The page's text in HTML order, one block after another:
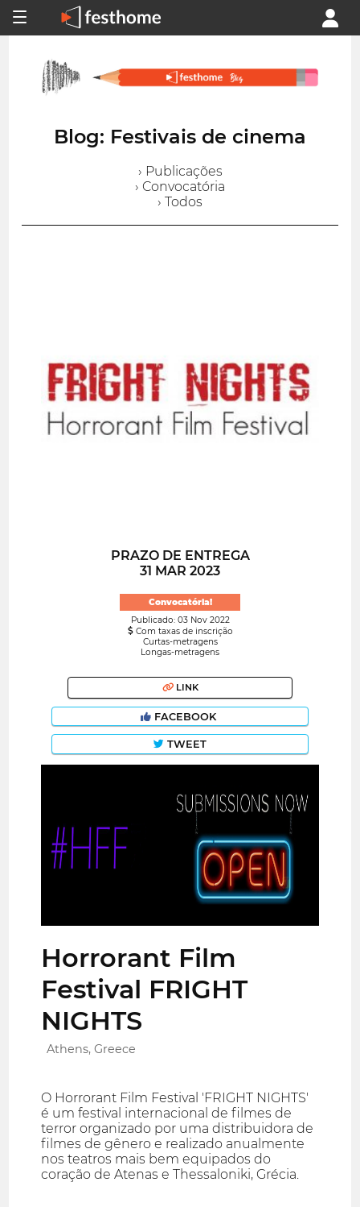
Blog: Festivais de cinema
› Publicações
› Convocatória
› Todos
PRAZO DE ENTREGA
31 MAR 2023
Convocatória!
Publicado: 03 Nov 2022
Com taxas de inscrição
Curtas-metragens
Longas-metragens
LINK
FACEBOOK
TWEET
Horrorant Film
Festival FRIGHT
NIGHTS
Athens, Greece
O Horrorant Film Festival 'FRIGHT NIGHTS'
é um festival internacional de filmes de
terror organizado por uma distribuidora de
filmes de gênero e realizado anualmente
nos teatros mais bem equipados do
coração de Atenas e Thessaloniki, Grécia.